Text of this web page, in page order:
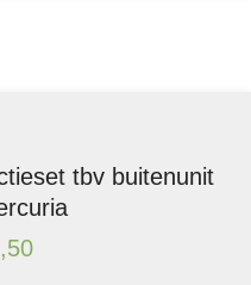
tbv buitenunit